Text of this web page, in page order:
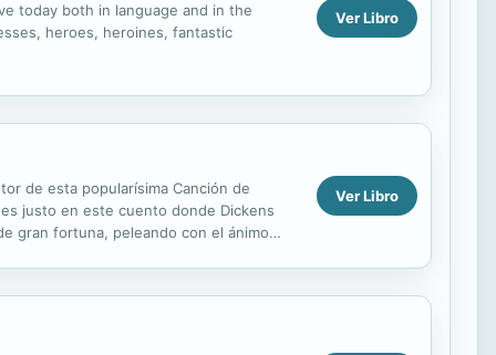
today both in language and in the
heroes, heroines, fantastic
Ver Libro
de esta popularísima Canción de
justo en este cuento donde Dickens
gran fortuna, peleando con el ánimo
Ver Libro